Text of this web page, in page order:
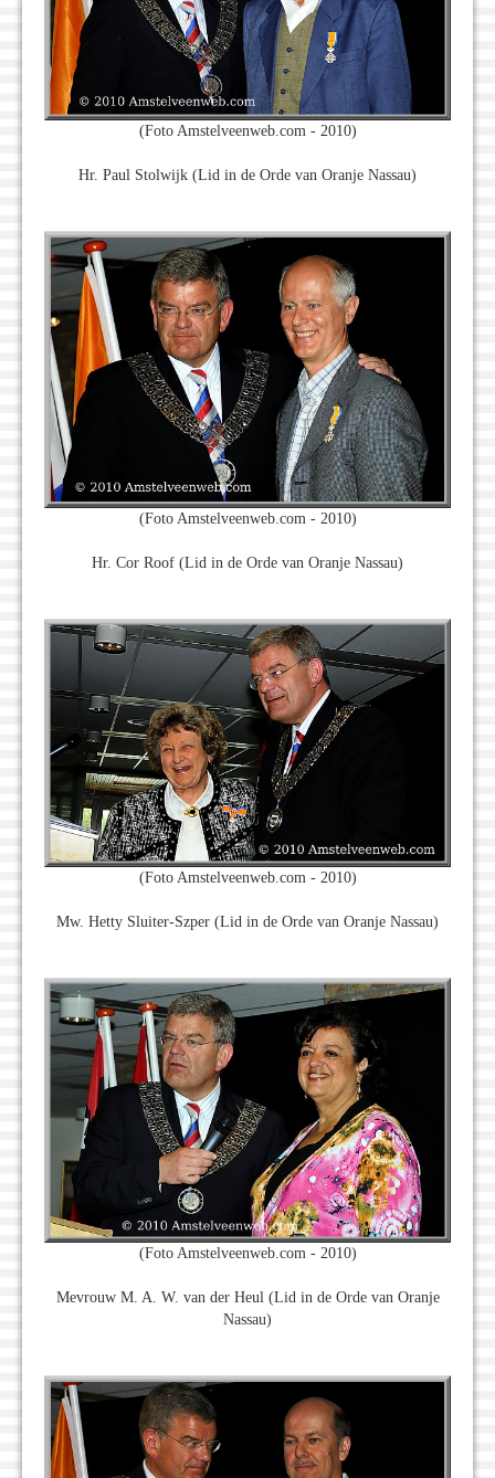
(Foto Amstelveenweb.com - 2010)
Hr. Paul Stolwijk (Lid in de Orde van Oranje Nassau)
(Foto Amstelveenweb.com - 2010)
Hr. Cor Roof (Lid in de Orde van Oranje Nassau)
(Foto Amstelveenweb.com - 2010)
Mw. Hetty Sluiter-Szper (Lid in de Orde van Oranje Nassau)
(Foto Amstelveenweb.com - 2010)
Mevrouw M. A. W. van der Heul (Lid in de Orde van Oranje
Nassau)